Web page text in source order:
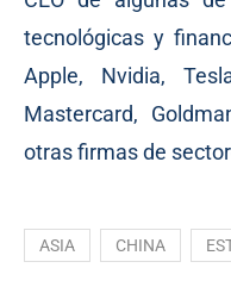
tecnológicas y
Apple, Nvidia,
Mastercard,
otras firmas de
ASIA CHINA